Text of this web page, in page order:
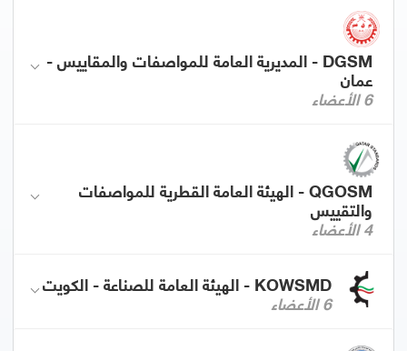
DGSM - المديرية العامة للمواصفات والمقاييس -
عمان
6 الأعضاء
QGOSM - الهيئة العامة القطرية للمواصفات
والتقييس
4 الأعضاء
KOWSMD - الهيئة العامة للصناعة - الكويت
6 الأعضاء